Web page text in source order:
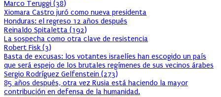
Marco Teruggi (38)
Xiomara Castro juró como nueva presidenta
Honduras: el regreso 12 años después
Reinaldo Spitaletta (192)
La sospecha como otra clave de resistencia
Robert Fisk (3)
Basta de excusas: los votantes israelíes han escogido un país
que será espejo de los brutales regímenes de sus vecinos árabes
Sergio Rodríguez Gelfenstein (273)
85 años después, otra vez Rusia está haciendo la mayor
contribución en defensa de la humanidad.